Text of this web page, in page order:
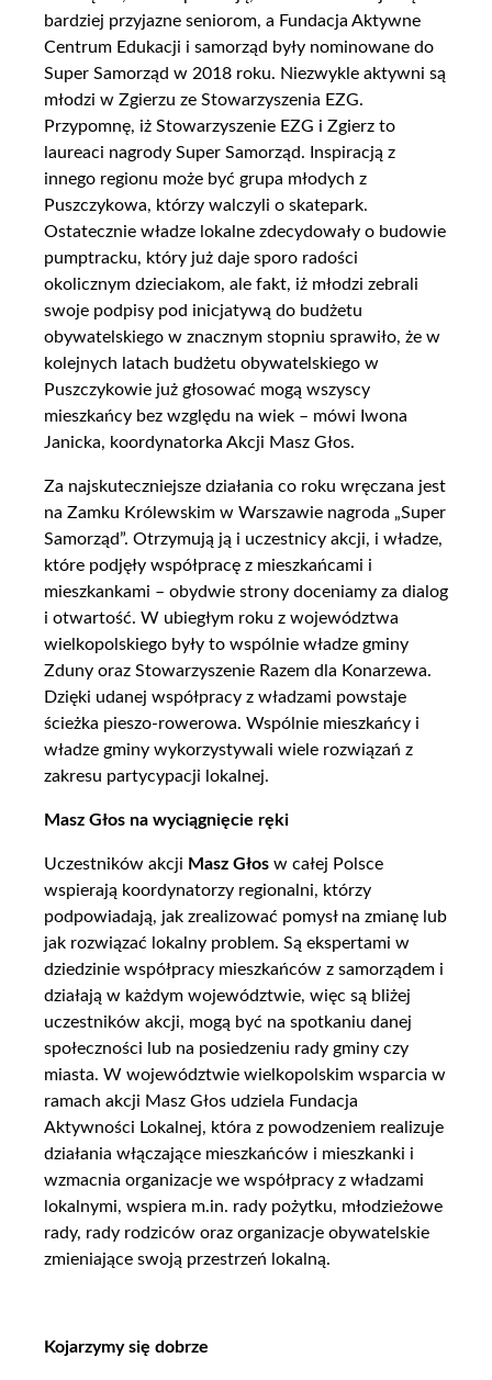
bardziej przyjazne seniorom, a Fundacja Aktywne
Centrum Edukacji i samorząd były nominowane do
Super Samorząd w 2018 roku. Niezwykle aktywni są
młodzi w Zgierzu ze Stowarzyszenia EZG.
Przypomnę, iż Stowarzyszenie EZG i Zgierz to
laureaci nagrody Super Samorząd. Inspiracją z
innego regionu może być grupa młodych z
Puszczykowa, którzy walczyli o skatepark.
Ostatecznie władze lokalne zdecydowały o budowie
pumptracku, który już daje sporo radości
okolicznym dzieciakom, ale fakt, iż młodzi zebrali
swoje podpisy pod inicjatywą do budżetu
obywatelskiego w znacznym stopniu sprawiło, że w
kolejnych latach budżetu obywatelskiego w
Puszczykowie już głosować mogą wszyscy
mieszkańcy bez względu na wiek – mówi Iwona
Janicka, koordynatorka Akcji Masz Głos.
Za najskuteczniejsze działania co roku wręczana jest
na Zamku Królewskim w Warszawie nagroda „Super
Samorząd”. Otrzymują ją i uczestnicy akcji, i władze,
które podjęły współpracę z mieszkańcami i
mieszkankami – obydwie strony doceniamy za dialog
i otwartość. W ubiegłym roku z województwa
wielkopolskiego były to wspólnie władze gminy
Zduny oraz Stowarzyszenie Razem dla Konarzewa.
Dzięki udanej współpracy z władzami powstaje
ścieżka pieszo-rowerowa. Wspólnie mieszkańcy i
władze gminy wykorzystywali wiele rozwiązań z
zakresu partycypacji lokalnej.
Masz Głos na wyciągnięcie ręki
Uczestników akcji Masz Głos w całej Polsce
wspierają koordynatorzy regionalni, którzy
podpowiadają, jak zrealizować pomysł na zmianę lub
jak rozwiązać lokalny problem. Są ekspertami w
dziedzinie współpracy mieszkańców z samorządem i
działają w każdym województwie, więc są bliżej
uczestników akcji, mogą być na spotkaniu danej
społeczności lub na posiedzeniu rady gminy czy
miasta. W województwie wielkopolskim wsparcia w
ramach akcji Masz Głos udziela Fundacja
Aktywności Lokalnej, która z powodzeniem realizuje
działania włączające mieszkańców i mieszkanki i
wzmacnia organizacje we współpracy z władzami
lokalnymi, wspiera m.in. rady pożytku, młodzieżowe
rady, rady rodziców oraz organizacje obywatelskie
zmieniające swoją przestrzeń lokalną.
Kojarzymy się dobrze